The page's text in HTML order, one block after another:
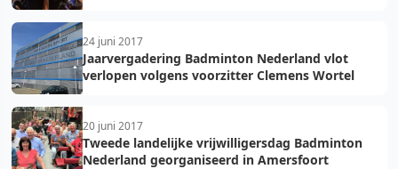
24 juni 2017
Jaarvergadering Badminton Nederland vlot
verlopen volgens voorzitter Clemens Wortel
20 juni 2017
Tweede landelijke vrijwilligersdag Badminton
Nederland georganiseerd in Amersfoort